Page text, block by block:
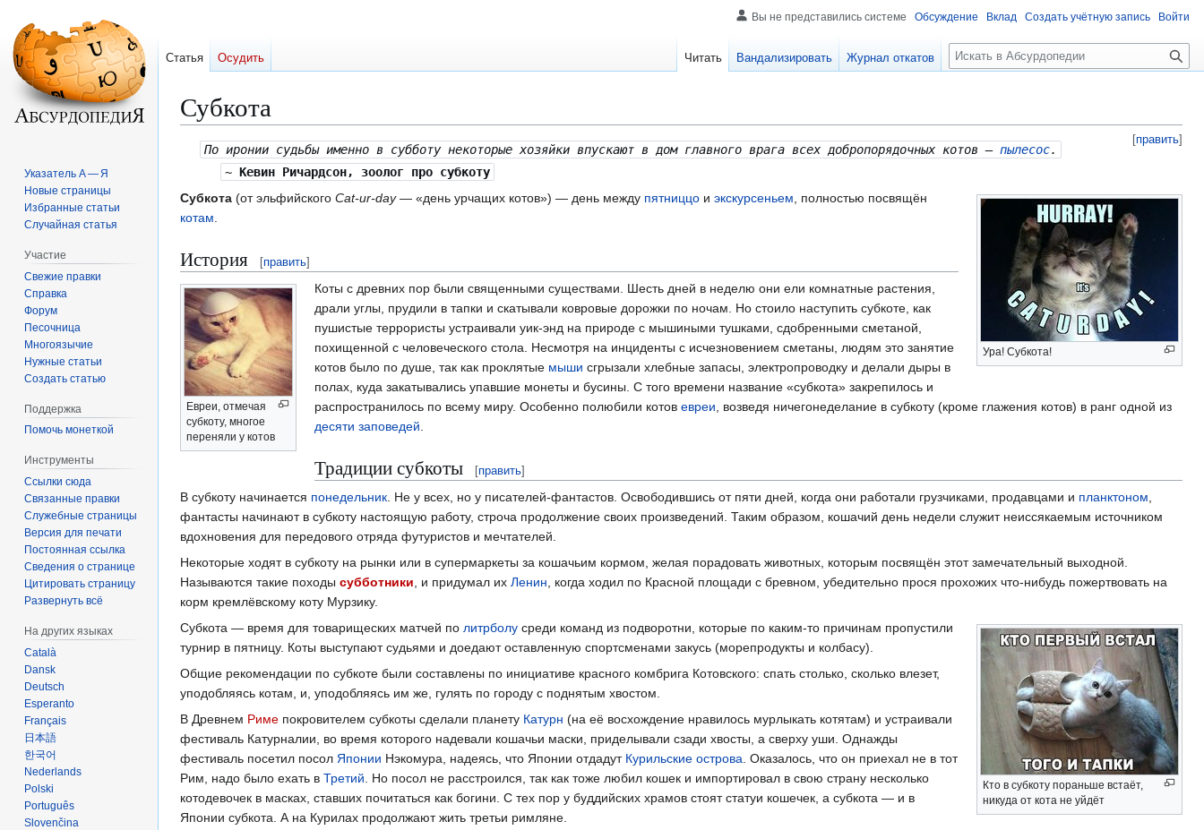
Субкота
[править]
Перейти
Перейти
По иронии судьбы именно в субботу некоторые хозяйки впускают в дом главного врага всех добропорядочных котов —пылесос.
~ Кевин Ричардсон, зоолог про субкоту
Ура! Субкота!
Субкота (от эльфийского Cat-ur-day— «день урчащих котов») — день между пятниццо и экскурсеньем, полностью посвящён
котам.
История [править]
Евреи, отмечая
субкоту, многое
переняли у котов
Коты с древних пор были священными существами. Шесть дней в неделю они ели комнатные растения,
драли углы, прудили в тапки и скатывали ковровые дорожки по ночам. Но стоило наступить субкоте, как
пушистые террористы устраивали уик-энд на природе с мышиными тушками, сдобренными сметаной,
похищенной с человеческого стола. Несмотря на инциденты с исчезновением сметаны, людям это занятие
котов было по душе, так как проклятые мыши сгрызали хлебные запасы, электропроводку и делали дыры в
полах, куда закатывались упавшие монеты и бусины. С того времени название «субкота» закрепилось и
распространилось по всему миру. Особенно полюбили котов евреи, возведя ничегонеделание в субкоту (кроме глажения котов) в ранг одной из
десяти заповедей.
Традиции субкоты [править]
В субкоту начинается понедельник. Не у всех, но у писателей-фантастов. Освободившись от пяти дней, когда они работали грузчиками, продавцами и планктоном,
фантасты начинают в субкоту настоящую работу, строча продолжение своих произведений. Таким образом, кошачий день недели служит неиссякаемым источником
вдохновения для передового отряда футуристов и мечтателей.
Некоторые ходят в субкоту на рынки или в супермаркеты за кошачьим кормом, желая порадовать животных, которым посвящён этот замечательный выходной.
Называются такие походы субботники, и придумал их Ленин, когда ходил по Красной площади с бревном, убедительно прося прохожих что-нибудь пожертвовать на
корм кремлёвскому коту Мурзику.
Кто в субкоту пораньше встаёт,
никуда от кота не уйдёт
Субкота — время для товарищеских матчей по литрболу среди команд из подворотни, которые по каким-то причинам пропустили
турнир в пятницу. Коты выступают судьями и доедают оставленную спортсменами закусь (морепродукты и колбасу).
Общие рекомендации по субкоте были составлены по инициативе красного комбрига Котовского: спать столько, сколько влезет,
уподобляясь котам, и, уподобляясь им же, гулять по городу с поднятым хвостом.
В Древнем Риме покровителем субкоты сделали планету Катурн (на её восхождение нравилось мурлыкать котятам) и устраивали
фестиваль Катурналии, во время которого надевали кошачьи маски, приделывали сзади хвосты, а сверху уши. Однажды
фестиваль посетил посол Японии Нэкомура, надеясь, что Японии отдадут Курильские острова. Оказалось, что он приехал не в тот
Рим, надо было ехать в Третий. Но посол не расстроился, так как тоже любил кошек и импортировал в свою страну несколько
котодевочек в масках, ставших почитаться как богини. С тех пор у буддийских храмов стоят статуи кошечек, а субкота — и в
Японии субкота. А на Курилах продолжают жить третьи римляне.
Вы не представились системе Обсуждение Вклад Создать учётную запись Войти
Статья Осудить Читать Вандализировать Журнал откатов
П
о
к
Указатель А — Я
Новые страницы
Избранные статьи
Случайная статья
Участие
Свежие правки
Справка
Форум
Песочница
Многоязычие
Нужные статьи
Создать статью
Поддержка
Помочь монеткой
Инструменты
Ссылки сюда
Связанные правки
Служебные страницы
Версия для печати
Постоянная ссылка
Сведения о странице
Цитировать страницу
Развернуть всё
На других языках
Català
Dansk
Deutsch
Esperanto
Français
日本語
한국어
Nederlands
Polski
Português
Slovenčina